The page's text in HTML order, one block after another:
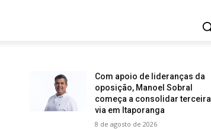
Com apoio de lideranças da
oposição, Manoel Sobral
começa a consolidar terceira
via em Itaporanga
8 de agosto de 2026